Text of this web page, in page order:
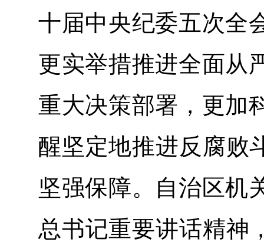
十届中央纪委五次全
更实举措推进全面从
重大决策部署，更加
醒坚定地推进反腐败
坚强保障。自治区机
总书记重要讲话精神